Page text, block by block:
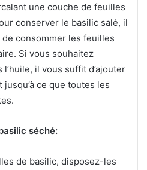
une couche de feuilles
conserver le basilic salé, il
consommer les feuilles
Si vous souhaitez
il vous suffit d’ajouter
ce que toutes les
séché:
de basilic, disposez-les